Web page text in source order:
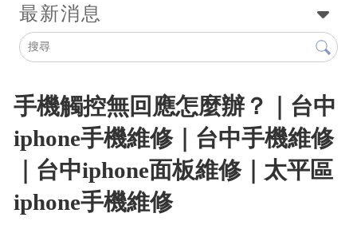
最新消息
手機觸控無回應怎麼辦？｜台中
iphone手機維修｜台中手機維修
｜台中iphone面板維修｜太平區
iphone手機維修